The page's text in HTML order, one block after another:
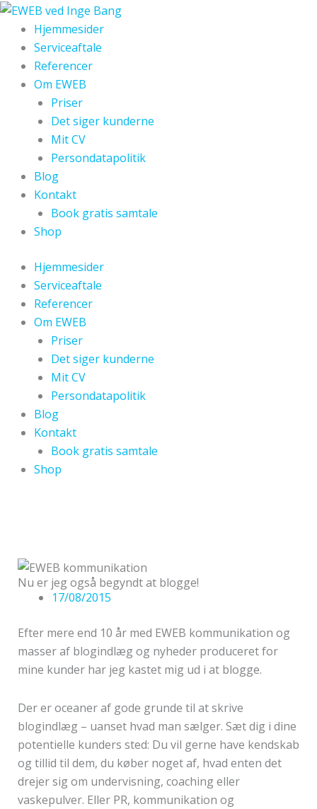
Gå
indholdet
Hjemmesider
Serviceaftale
Referencer
Om EWEB
Priser
Det siger kunderne
Mit CV
Persondatapolitik
Blog
Kontakt
Book gratis samtale
Shop
Hjemmesider
Serviceaftale
Referencer
Om EWEB
Priser
Det siger kunderne
Mit CV
Persondatapolitik
Blog
Kontakt
Book gratis samtale
Shop
Nu er jeg også begyndt at blogge!
17/08/2015
Efter mere end 10 år med EWEB kommunikation og
masser af blogindlæg og nyheder produceret for
mine kunder har jeg kastet mig ud i at blogge.
Der er oceaner af gode grunde til at skrive
blogindlæg – uanset hvad man sælger. Sæt dig i dine
potentielle kunders sted: Du vil gerne have kendskab
og tillid til dem, du køber noget af, hvad enten det
drejer sig om undervisning, coaching eller
vaskepulver. Eller PR, kommunikation og